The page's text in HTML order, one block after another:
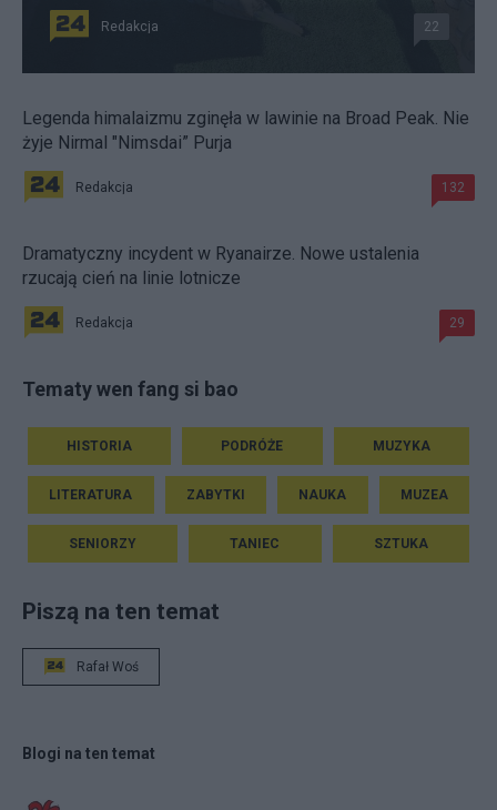
Redakcja 22
Legenda himalaizmu zginęła w lawinie na Broad Peak. Nie
żyje Nirmal "Nimsdai” Purja
Redakcja 132
Dramatyczny incydent w Ryanairze. Nowe ustalenia
rzucają cień na linie lotnicze
Redakcja 29
Tematy wen fang si bao
HISTORIA PODRÓŻE MUZYKA
LITERATURA ZABYTKI NAUKA MUZEA
SENIORZY TANIEC SZTUKA
Piszą na ten temat
Rafał Woś
Blogi na ten temat